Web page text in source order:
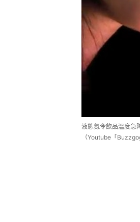
液態氮令飲品溫度急
（Youtube「